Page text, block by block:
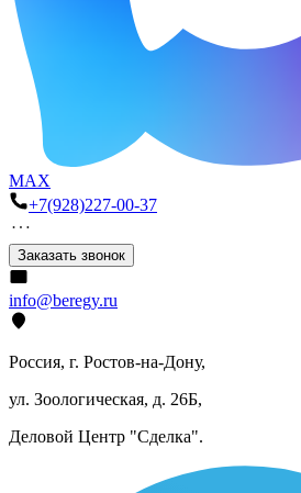
MAX
+7(928)227-00-37
Заказать звонок
info@beregy.ru
Россия, г. Ростов-на-Дону,
ул. Зоологическая, д. 26Б,
Деловой Центр "Сделка".